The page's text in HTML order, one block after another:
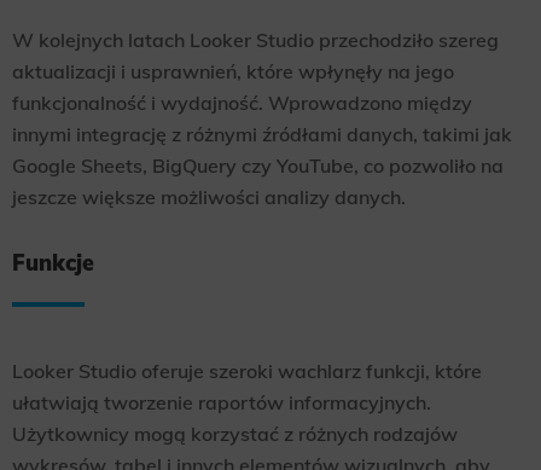
W kolejnych latach Looker Studio przechodziło szereg
aktualizacji i usprawnień, które wpłynęły na jego
funkcjonalność i wydajność. Wprowadzono między
innymi integrację z różnymi źródłami danych, takimi jak
Google Sheets, BigQuery czy YouTube, co pozwoliło na
jeszcze większe możliwości analizy danych.
Funkcje
Looker Studio oferuje szeroki wachlarz funkcji, które
ułatwiają tworzenie raportów informacyjnych.
Użytkownicy mogą korzystać z różnych rodzajów